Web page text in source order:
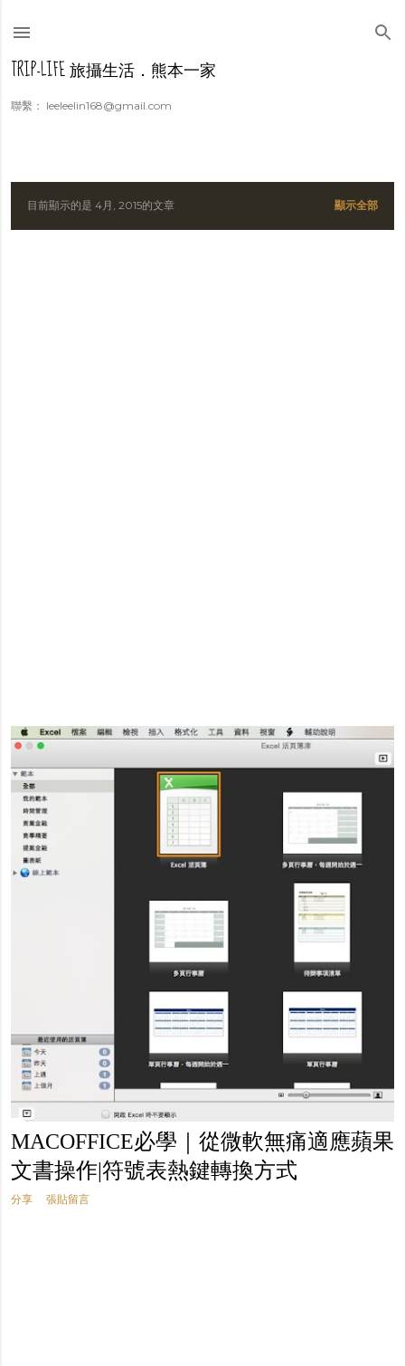
TRIP-LIFE 旅攝生活．熊本一家
聯繫： leeleelin168@gmail.com
發目前顯示的是 4月, 2015的文章 顯示全部
MACOFFICE必學｜從微軟無痛適應蘋果
文書操作|符號表熱鍵轉換方式
分享 張貼留言